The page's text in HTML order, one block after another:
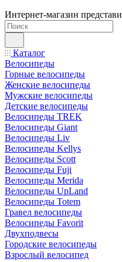
Интернет-магазин
Каталог
Велосипеды
Горные велосипеды
Женские велосипеды
Мужские велосипеды
Детские велосипеды
Велосипеды TREK
Велосипеды Giant
Велосипеды Liv
Велосипеды Kellys
Велосипеды Scott
Велосипеды Fuji
Велосипеды Merida
Велосипеды UpLand
Велосипеды Totem
Гравел велосипеды
Велосипеды Favorit
Двухподвесы
Городские велосипеды
Взрослый велосипед